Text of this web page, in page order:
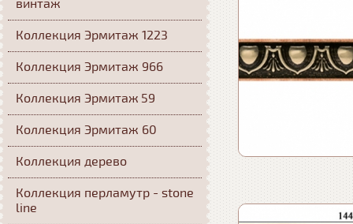
винтаж
Коллекция Эрмитаж 1223
Коллекция Эрмитаж 966
Коллекция Эрмитаж 59
Коллекция Эрмитаж 60
Коллекция дерево
Коллекция перламутр - stone
line